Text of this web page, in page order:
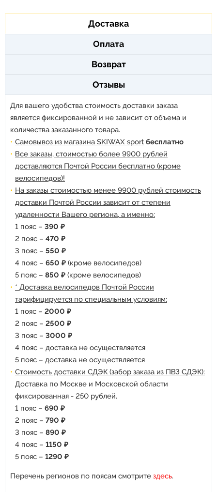
Доставка
Оплата
Возврат
Отзывы
Для вашего удобства стоимость доставки заказа
является фиксированной и не зависит от объема и
количества заказанного товара.
Самовывоз из магазина SKIWAX sport бесплатно
Все заказы, стоимостью более 9900 рублей
доставляются Почтой России бесплатно (кроме
велосипедов)!
На заказы стоимостью менее 9900 рублей стоимость
доставки Почтой России зависит от степени
удаленности Вашего региона, а именно:
1 пояс – 390 ₽
2 пояс – 470 ₽
3 пояс – 550 ₽
4 пояс – 650 ₽ (кроме велосипедов)
5 пояс – 850 ₽ (кроме велосипедов)
* Доставка велосипедов Почтой России
тарифицируется по специальным условиям:
1 пояс – 2000 ₽
2 пояс – 2500 ₽
3 пояс – 3000 ₽
4 пояс – доставка не осуществляется
5 пояс – доставка не осуществляется
Стоимость доставки СДЭК (забор заказа из ПВЗ СДЭК):
Доставка по Москве и Московской области
фиксированная - 250 рублей.
1 пояс – 690 ₽
2 пояс – 790 ₽
3 пояс – 890 ₽
4 пояс – 1150 ₽
5 пояс – 1290 ₽
Перечень регионов по поясам смотрите здесь.